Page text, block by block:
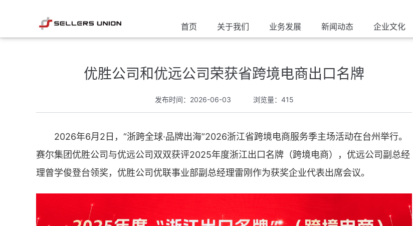
首页 关于我们 业务发展 新闻动态 企业文化
优胜公司和优远公司荣获省跨境电商出口名牌
发布时间：2026-06-03 浏览量：415
2026年6月2日，“浙跨全球·品牌出海”2026浙江省跨境电商服务季主场活动在台州举行。
赛尔集团优胜公司与优远公司双双获评2025年度浙江出口名牌（跨境电商），优远公司副总经
理曾学俊登台领奖，优胜公司优联事业部副总经理雷刚作为获奖企业代表出席会议。